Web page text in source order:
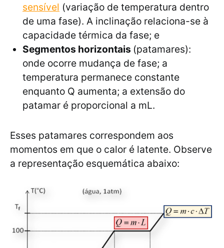
sensível (variação de temperatura dentro
de uma fase). A inclinação relaciona-se à
capacidade térmica da fase; e
Segmentos horizontais (patamares):
onde ocorre mudança de fase; a
temperatura permanece constante
enquanto Q aumenta; a extensão do
patamar é proporcional a mL.
Esses patamares correspondem aos
momentos em que o calor é latente. Observe
a representação esquemática abaixo: